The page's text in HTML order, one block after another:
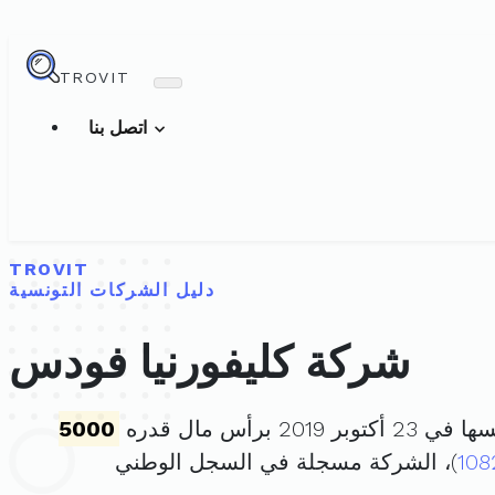
TROVIT
TROVIT
دليل الشركات التونسية
شركة كليفورنيا فودس
2019 برأس مال قدره
5000
)، الشركة مسجلة في السجل الوطني